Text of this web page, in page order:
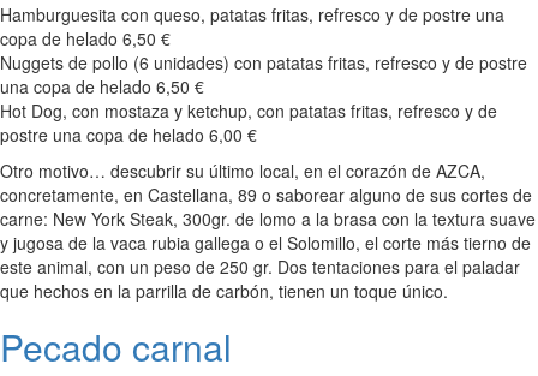
Hamburguesita con queso, patatas fritas, refresco y de postre una
copa de helado 6,50 €
Nuggets de pollo (6 unidades) con patatas fritas, refresco y de postre
una copa de helado 6,50 €
Hot Dog, con mostaza y ketchup, con patatas fritas, refresco y de
postre una copa de helado 6,00 €
Otro motivo… descubrir su último local, en el corazón de AZCA,
concretamente, en Castellana, 89 o saborear alguno de sus cortes de
carne: New York Steak, 300gr. de lomo a la brasa con la textura suave
y jugosa de la vaca rubia gallega o el Solomillo, el corte más tierno de
este animal, con un peso de 250 gr. Dos tentaciones para el paladar
que hechos en la parrilla de carbón, tienen un toque único.
Pecado carnal